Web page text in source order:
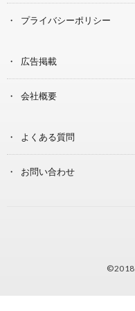
プライバシーポリシー
広告掲載
会社概要
よくある質問
お問い合わせ
©2018